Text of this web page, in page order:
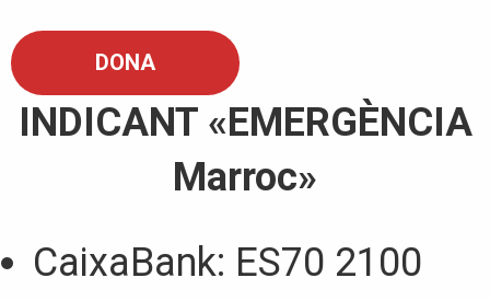
DONA
INDICANT «EMERGÈNCIA
Marroc»
CaixaBank: ES70 2100